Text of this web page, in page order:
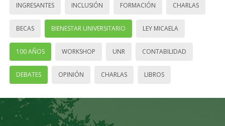
INGRESANTES INCLUSIÓN FORMACIÓN CHARLAS
BECAS BIENESTAR UNIVERSITARIO LEY MICAELA
100 AÑOS WORKSHOP UNR CONTABILIDAD
DEBATES OPINIÓN CHARLAS LIBROS